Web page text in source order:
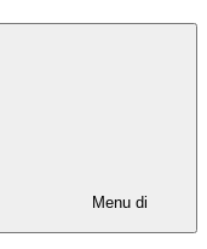
Menu di